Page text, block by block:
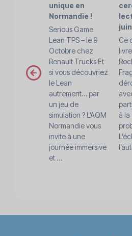
unique en
Normandie !
Serious Game
Lean TPS – le 9
Octobre chez
Renault Trucks Et
si vous découvriez
le Lean
autrement… par
un jeu de
simulation ? L’AQM
Normandie vous
invite à une
journée immersive
et ...
juin
Ce
à
prev